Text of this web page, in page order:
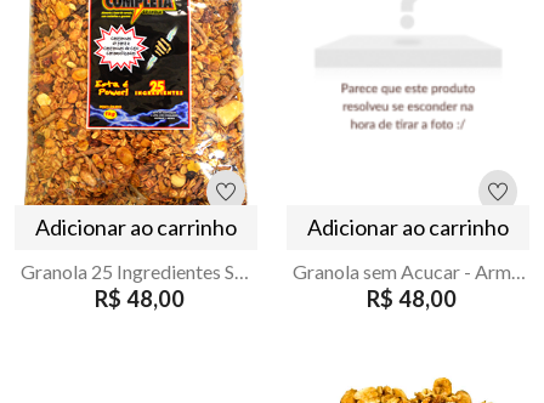
Adicionar ao carrinho
R$ 48,00
Adicionar ao carrinho
R$ 48,00